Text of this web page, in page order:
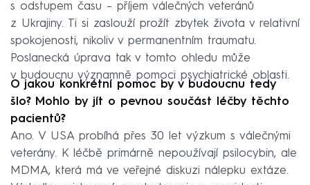
s odstupem času – příjem válečných veteránů
z Ukrajiny. Ti si zaslouží prožít zbytek života v relativní
spokojenosti, nikoliv v permanentním traumatu.
Poslanecká úprava tak v tomto ohledu může
v budoucnu významně pomoci psychiatrické oblasti.
O jakou konkrétní pomoc by v budoucnu tedy
šlo? Mohlo by jít o pevnou součást léčby těchto
pacientů?
Ano. V USA probíhá přes 30 let výzkum s válečnými
veterány. K léčbě primárně nepoužívají psilocybin, ale
MDMA, která má ve veřejné diskuzi nálepku extáze.